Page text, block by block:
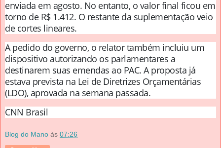
enviada em agosto. No entanto, o valor final ficou em
torno de R$ 1.412. O restante da suplementação veio
de cortes lineares.
A pedido do governo, o relator também incluiu um
dispositivo autorizando os parlamentares a
destinarem suas emendas ao PAC. A proposta já
estava prevista na Lei de Diretrizes Orçamentárias
(LDO), aprovada na semana passada.
CNN Brasil
Blog do Mano às 07:26